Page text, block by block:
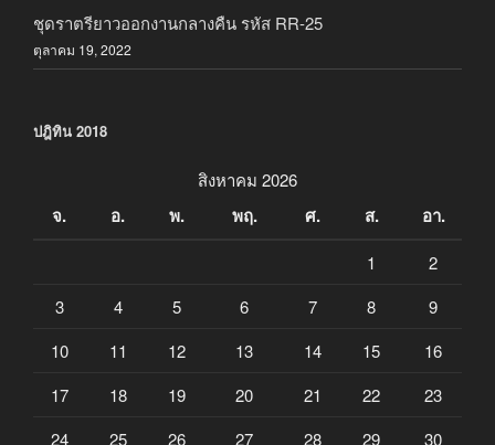
ชุดราตรียาวออกงานกลางคืน รหัส RR-25
ตุลาคม 19, 2022
ปฎิทิน 2018
สิงหาคม 2026
จ. อ. พ. พฤ. ศ. ส. อา.
1
2
3
4 5 6 7 8
9
10
11 12 13 14 15
16
17
18 19 20 21 22
23
24
25 26 27 28 29 30